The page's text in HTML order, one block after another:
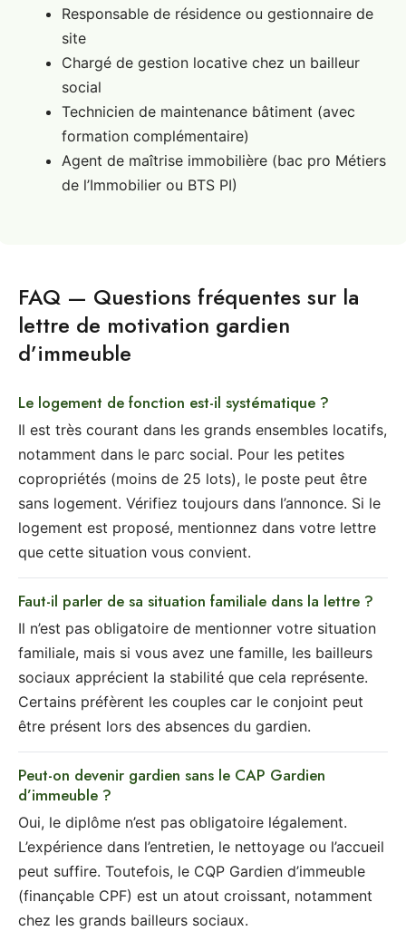
Responsable de résidence ou gestionnaire de
site
Chargé de gestion locative chez un bailleur
social
Technicien de maintenance bâtiment (avec
formation complémentaire)
Agent de maîtrise immobilière (bac pro Métiers
de l’Immobilier ou BTS PI)
FAQ — Questions fréquentes sur la
lettre de motivation gardien
d’immeuble
Le logement de fonction est-il systématique ?
Il est très courant dans les grands ensembles locatifs,
notamment dans le parc social. Pour les petites
copropriétés (moins de 25 lots), le poste peut être
sans logement. Vérifiez toujours dans l’annonce. Si le
logement est proposé, mentionnez dans votre lettre
que cette situation vous convient.
Faut-il parler de sa situation familiale dans la lettre ?
Il n’est pas obligatoire de mentionner votre situation
familiale, mais si vous avez une famille, les bailleurs
sociaux apprécient la stabilité que cela représente.
Certains préfèrent les couples car le conjoint peut
être présent lors des absences du gardien.
Peut-on devenir gardien sans le CAP Gardien
d’immeuble ?
Oui, le diplôme n’est pas obligatoire légalement.
L’expérience dans l’entretien, le nettoyage ou l’accueil
peut suffire. Toutefois, le CQP Gardien d’immeuble
(finançable CPF) est un atout croissant, notamment
chez les grands bailleurs sociaux.